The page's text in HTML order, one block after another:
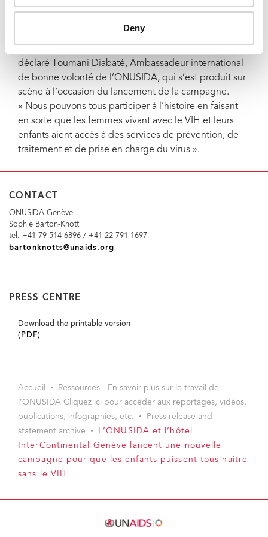
Deny
pour parvenir à une génération sans sida.
« Si nous voulons construire des sociétés en meilleure
déclaré Toumani Diabaté, Ambassadeur international
de bonne volonté de l’ONUSIDA, qui s’est produit sur
scène à l’occasion du lancement de la campagne.
« Nous pouvons tous participer à l’histoire en faisant
en sorte que les femmes vivant avec le VIH et leurs
enfants aient accès à des services de prévention, de
traitement et de prise en charge du virus ».
CONTACT
ONUSIDA Genève
Sophie Barton-Knott
tel. +41 79 514 6896 / +41 22 791 1697
bartonknotts@unaids.org
PRESS CENTRE
Download the printable version
(PDF)
Accueil
Ressources - En savoir plus sur le travail de
l’ONUSIDA Cliquez ici pour accéder aux reportages, vidéos,
publications, infographies, etc.
Press release and
statement archive
L’ONUSIDA et l’hôtel
InterContinental Genève lancent une nouvelle
campagne pour que les enfants puissent tous naître
sans le VIH